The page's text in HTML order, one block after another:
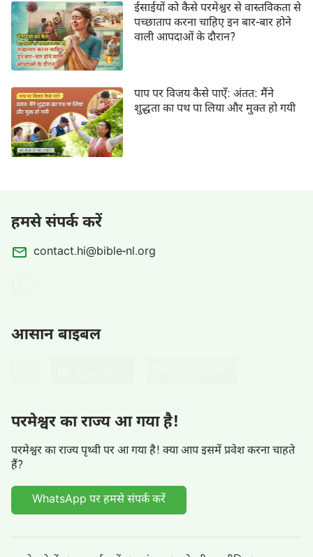
ईसाईयों को कैसे परमेश्वर से वास्तविकता से
पच्छाताप करना चाहिए इन बार-बार होने
वाली आपदाओं के दौरान?
पाप पर विजय कैसे पाएँ: अंतत: मैंने
शुद्धता का पथ पा लिया और मुक्त हो गयी
हमसे संपर्क करें
contact.hi@bible-nl.org
आसान बाइबल
परमेश्वर का राज्य आ गया है!
परमेश्वर का राज्य पृथ्वी पर आ गया है! क्या आप इसमें प्रवेश करना चाहते
हैं?
WhatsApp पर हमसे संपर्क करें